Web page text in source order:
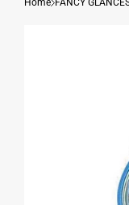
Home FANCY